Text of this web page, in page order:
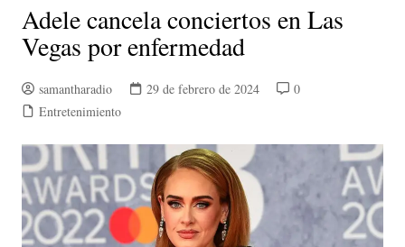
Adele cancela conciertos en Las
Vegas por enfermedad
samantharadio 29 de febrero de 2024
0
Entretenimiento